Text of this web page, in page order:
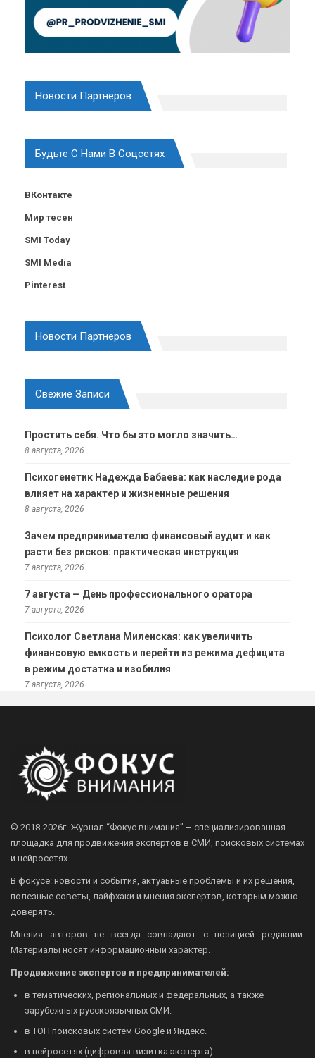
Новости Партнеров
Будьте С Нами В Соцсетях
ВКонтакте
Мир тесен
SMI Today
SMI Media
Pinterest
Новости Партнеров
Свежие Записи
Простить себя. Что бы это могло значить…
8 августа, 2026
Психогенетик Надежда Бабаева: как наследие рода
влияет на характер и жизненные решения
8 августа, 2026
Зачем предпринимателю финансовый аудит и как
расти без рисков: практическая инструкция
7 августа, 2026
7 августа — День профессионального оратора
7 августа, 2026
Психолог Светлана Миленская: как увеличить
финансовую емкость и перейти из режима дефицита
в режим достатка и изобилия
7 августа, 2026
© 2018-2026г. Журнал “Фокус внимания” – специализированная
площадка для продвижения экспертов в СМИ, поисковых системах
и нейросетях.
В фокусе: новости и события, актуаьные проблемы и их решения,
полезные советы, лайфхаки и мнения экспертов, которым можно
доверять.
Мнения авторов не всегда совпадают с позицией редакции.
Материалы носят информационный характер.
Продвижение экспертов и предпринимателей:
в тематических, региональных и федеральных, а также
зарубежных русскоязычных СМИ.
в ТОП поисковых систем Google и Яндекс.
в нейросетях (цифровая визитка эксперта)